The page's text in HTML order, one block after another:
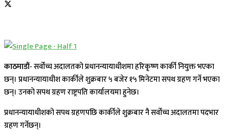
काठमाडौं-सर्वोच्च अदालतको प्रधानन्यायाधीशमा हरिकृष्ण कार्की नियुक्त भएका
छन्। प्रधानन्यायाधीश कार्कीले शुक्रबार ५ बजेर १५ मिनेटमा सपथ ग्रहण गर्ने भएका
छन्। उनको सपथ ग्रहण राष्ट्रपति कार्यालयमा हुनेछ।
प्रधानन्यायाधीशको सपथ ग्रहणपछि कार्कीले शुक्रबार नै सर्वोच्च अदालतमा पदभार
ग्रहण गर्नेछन्।